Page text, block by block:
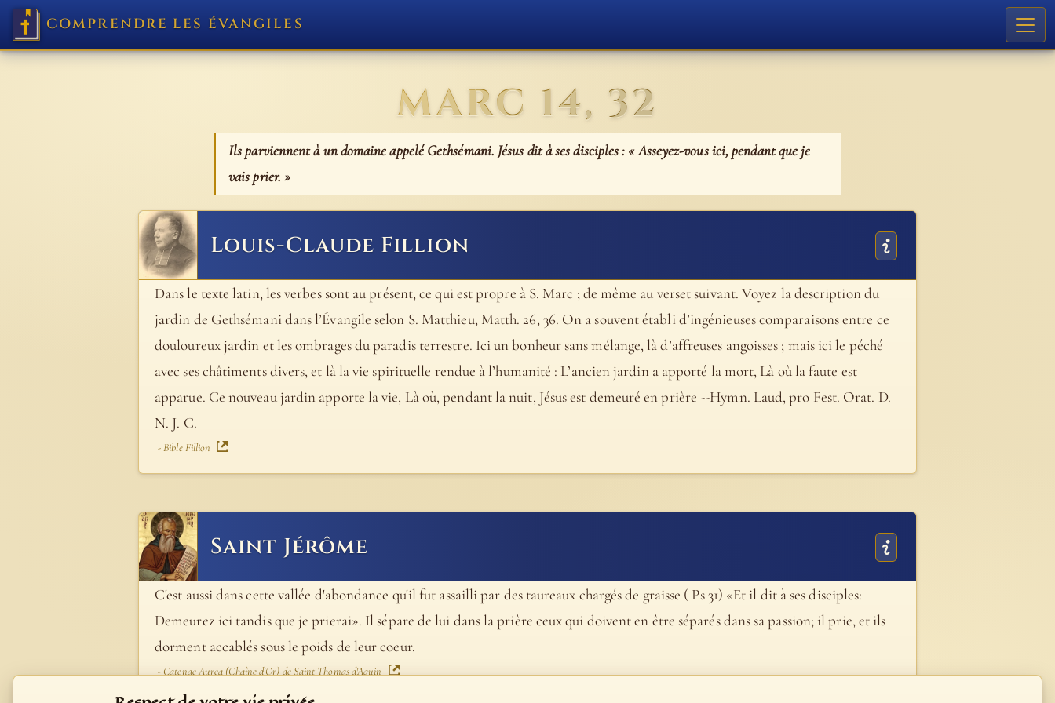
COMPRENDRE LES ÉVANGILES
MARC 14, 32
Ils parviennent à un domaine appelé Gethsémani. Jésus dit à ses disciples : « Asseyez-vous ici, pendant que je
vais prier. »
Louis-Claude Fillion
Dans le texte latin, les verbes sont au présent, ce qui est propre à S. Marc ; de même au verset suivant. Voyez la description du
jardin de Gethsémani dans l’Évangile selon S. Matthieu, Matth. 26, 36. On a souvent établi d’ingénieuses comparaisons entre ce
douloureux jardin et les ombrages du paradis terrestre. Ici un bonheur sans mélange, là d’affreuses angoisses ; mais ici le péché
avec ses châtiments divers, et là la vie spirituelle rendue à l’humanité : L’ancien jardin a apporté la mort, Là où la faute est
apparue. Ce nouveau jardin apporte la vie, Là où, pendant la nuit, Jésus est demeuré en prière --Hymn. Laud, pro Fest. Orat. D.
N. J. C.
- Bible Fillion
Saint Jérôme
C'est aussi dans cette vallée d'abondance qu'il fut assailli par des taureaux chargés de graisse ( Ps 31) «Et il dit à ses disciples:
Demeurez ici tandis que je prierai». Il sépare de lui dans la prière ceux qui doivent en être séparés dans sa passion; il prie, et ils
dorment accablés sous le poids de leur coeur.
- Catenae Aurea (Chaîne d'Or) de Saint Thomas d'Aquin